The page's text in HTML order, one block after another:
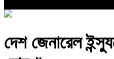
দেশ জেনারেল